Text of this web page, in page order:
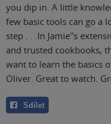
you dip in. A little
few basic tools can go a
step . . .In Jamie''s
and trusted cookbooks,
want to learn the basics
Oliver. Great to watch.
Sdílet